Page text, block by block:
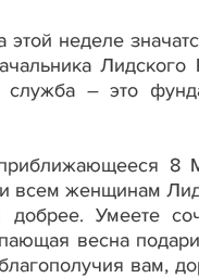
неделе
– это
8
и всем женщинам
Умеете
весна
вам,